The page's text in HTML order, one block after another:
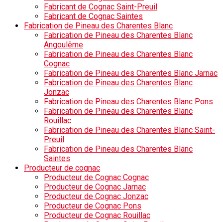
Fabricant de Cognac Saint-Preuil
Fabricant de Cognac Saintes
Fabrication de Pineau des Charentes Blanc
Fabrication de Pineau des Charentes Blanc
Angoulême
Fabrication de Pineau des Charentes Blanc
Cognac
Fabrication de Pineau des Charentes Blanc Jarnac
Fabrication de Pineau des Charentes Blanc
Jonzac
Fabrication de Pineau des Charentes Blanc Pons
Fabrication de Pineau des Charentes Blanc
Rouillac
Fabrication de Pineau des Charentes Blanc Saint-
Preuil
Fabrication de Pineau des Charentes Blanc
Saintes
Producteur de cognac
Producteur de Cognac Cognac
Producteur de Cognac Jarnac
Producteur de Cognac Jonzac
Producteur de Cognac Pons
Producteur de Cognac Rouillac